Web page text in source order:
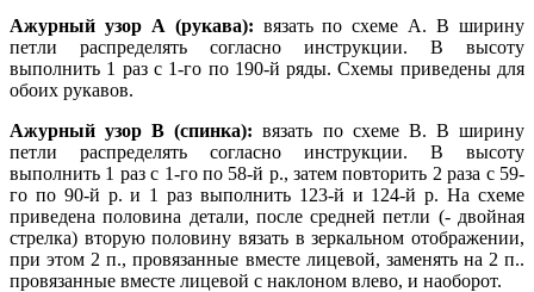
Ажурный узор А (рукава): вязать по схеме А. В ширину
петли распределять согласно инструкции. В высоту
выполнить 1 раз с 1-го по 190-й ряды. Схемы приведены для
обоих рукавов.
Ажурный узор В (спинка): вязать по схеме В. В ширину
петли распределять согласно инструкции. В высоту
выполнить 1 раз с 1-го по 58-й р., затем повторить 2 раза с 59-
го по 90-й р. и 1 раз выполнить 123-й и 124-й р. На схеме
приведена половина детали, после средней петли (- двойная
стрелка) вторую половину вязать в зеркальном отображении,
при этом 2 п., провязанные вместе лицевой, заменять на 2 п..
провязанные вместе лицевой с наклоном влево, и наоборот.